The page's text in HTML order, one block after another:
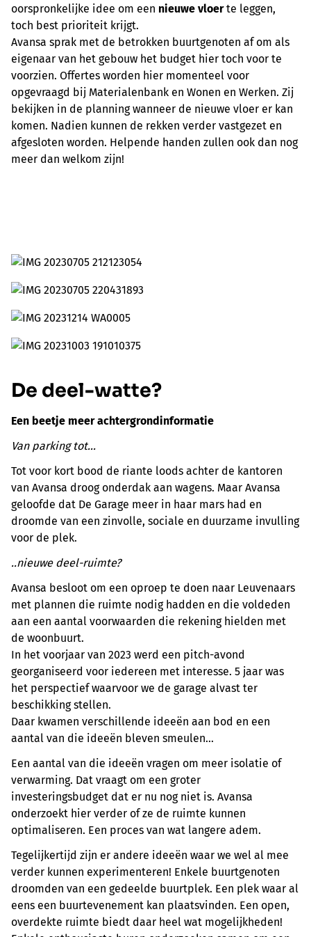
oorspronkelijke idee om een nieuwe vloerte leggen,
toch best prioriteit krijgt.
Avansa sprak met de betrokken buurtgenoten af om als
eigenaar van het gebouw het budget hier toch voor te
voorzien. Offertes worden hier momenteel voor
opgevraagd bij Materialenbank en Wonen en Werken. Zij
bekijken in de planning wanneer de nieuwe vloer er kan
komen. Nadien kunnen de rekken verder vastgezet en
afgesloten worden. Helpende handen zullen ook dan nog
meer dan welkom zijn!
De deel-watte?
Een beetje meer achtergrondinformatie
Van parking tot...
Tot voor kort bood de riante loods achter de kantoren
van Avansa droog onderdak aan wagens. Maar Avansa
geloofde dat De Garage meer in haar mars had en
droomde van een zinvolle, sociale en duurzame invulling
voor de plek.
..nieuwe deel-ruimte?
Avansa besloot om een oproep te doen naar Leuvenaars
met plannen die ruimte nodig hadden en die voldeden
aan een aantal voorwaarden die rekening hielden met
de woonbuurt.
In het voorjaar van 2023 werd een pitch-avond
georganiseerd voor iedereen met interesse. 5 jaar was
het perspectief waarvoor we de garage alvast ter
beschikking stellen.
Daar kwamen verschillende ideeën aan bod en een
aantal van die ideeën bleven smeulen...
Een aantal van die ideeën vragen om meer isolatie of
verwarming. Dat vraagt om een groter
investeringsbudget dat er nu nog niet is. Avansa
onderzoekt hier verder of ze de ruimte kunnen
optimaliseren. Een proces van wat langere adem.
Tegelijkertijd zijn er andere ideeën waar we wel al mee
verder kunnen experimenteren! Enkele buurtgenoten
droomden van een gedeelde buurtplek. Een plek waar al
eens een buurtevenement kan plaatsvinden. Een open,
overdekte ruimte biedt daar heel wat mogelijkheden!